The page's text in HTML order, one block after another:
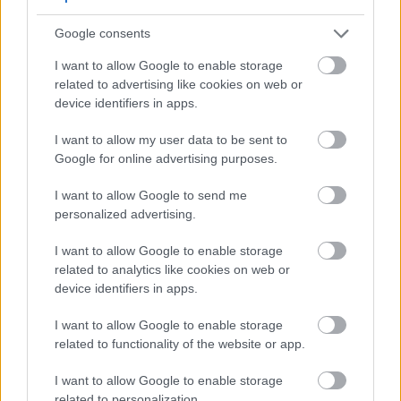
Google consents
I want to allow Google to enable storage
related to advertising like cookies on web or
device identifiers in apps.
I want to allow my user data to be sent to
Google for online advertising purposes.
I want to allow Google to send me
personalized advertising.
I want to allow Google to enable storage
related to analytics like cookies on web or
device identifiers in apps.
I want to allow Google to enable storage
related to functionality of the website or app.
I want to allow Google to enable storage
Chá de manjericão para inflamação
aproveitar os benefícios anti-inflamatórios. A água
morna extrai os compostos benéficos das folhas.
Muitas pessoas consideram essa bebida calmante
útil para aliviar pequenas dores e desconfortos.